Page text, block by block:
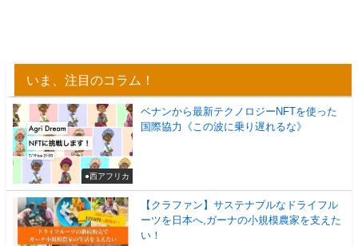
いま、注目のコラム！
●西アフリカ
ベナンから最新テクノロジーNFTを使った
国際協力《この波に乗り遅れるな》
【クラファン】サステナブルなドライフル
ーツを日本へ,ガーナの小規模農家を支えた
い！